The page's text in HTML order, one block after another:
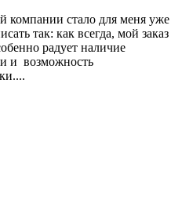
компании стало для меня уже
так: как всегда, мой заказ
радует наличие
и возможность